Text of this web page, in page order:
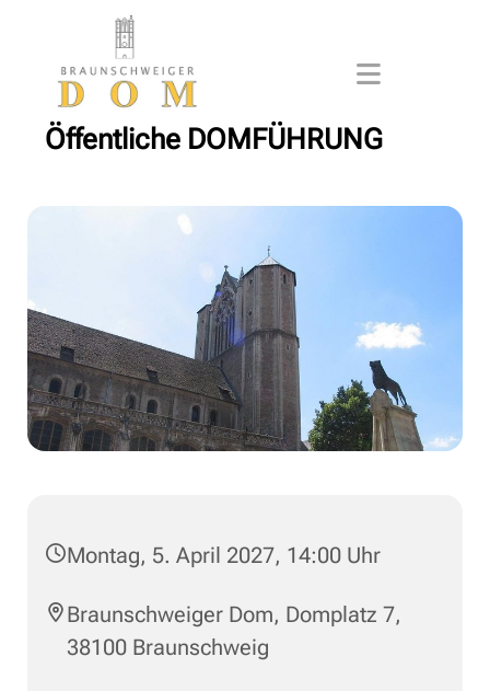
Öffentliche DOMFÜHRUNG
Montag, 5. April 2027, 14:00 Uhr
Braunschweiger Dom, Domplatz 7,
38100 Braunschweig